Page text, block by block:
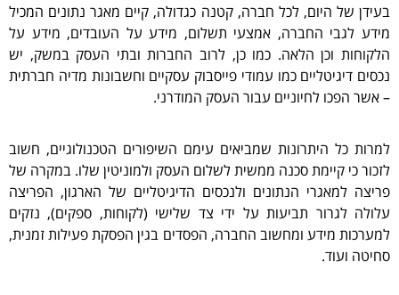
בעידן של היום, לכל חברה, קטנה כגדולה, קיים מאגר נתונים המכיל
מידע לגבי החברה, אמצעי תשלום, מידע על העובדים, מידע על
הלקוחות וכן הלאה. כמו כן, לרוב החברות ובתי העסק במשק, יש
נכסים דיגיטליים כמו עמודי פייסבוק עסקיים וחשבונות מדיה חברתית
– אשר הפכו לחיוניים עבור העסק המודרני.
למרות כל היתרונות שמביאים עימם השיפורים הטכנולוגיים, חשוב
לזכור כי קיימת סכנה ממשית לשלום העסק ולמוניטין שלו. במקרה של
פריצה למאגרי הנתונים ולנכסים הדיגיטליים של הארגון, הפריצה
עלולה לגרור תביעות על ידי צד שלישי (לקוחות, ספקים), נזקים
למערכות מידע ומחשוב החברה, הפסדים בגין הפסקת פעילות זמנית,
סחיטה ועוד.